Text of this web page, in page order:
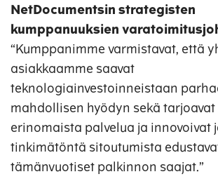
NetDocumentsin strategisten
kumppanuuksien
“Kumppanimme varmistavat, että
asiakkaamme saavat
teknologiainvestoinneistaan
mahdollisen hyödyn sekä
erinomaista palvelua ja innovoivat
tinkimätöntä sitoutumista
tämänvuotiset palkinnon saajat.”